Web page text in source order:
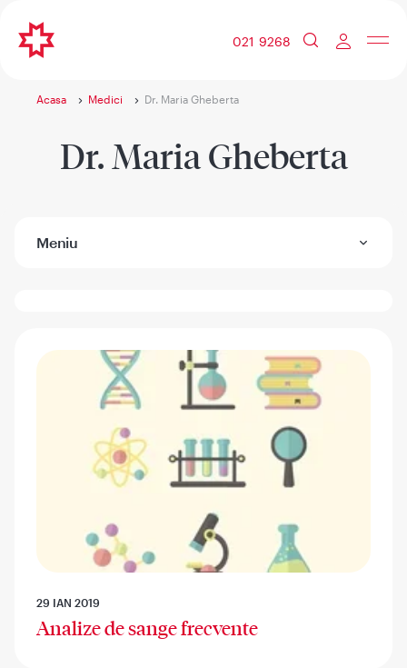
021 9268
Acasa Medici Dr. Maria Gheberta
Dr. Maria Gheberta
Meniu
29 IAN 2019
Analize de sange frecvente